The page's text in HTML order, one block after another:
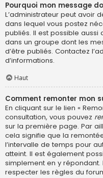
Pourquoi mon message
L’administrateur peut avoir
dans lequel vous postez
publiés. Il est possible aussi
dans un groupe dont les
d’être publiés. Contactez
d’informations.
Haut
Comment remonter mon
En cliquant sur le lien «
consultation, vous pouvez
sur la première page. Par
cela signifie que la
l’intervalle de temps pour
atteint. Il est également
simplement en y
respecter les règles du